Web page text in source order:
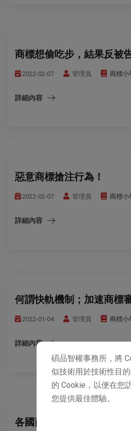
碩品智權事務所，將
似技術用於技術性目
的 Cookie，以便在您
您提供最佳體驗。
商標想偷吃步，結果反被
2022-02-07 管理員 商標小
詳細內容
惡意商標搶注行為！
2022-02-07 管理員 商標小
詳細內容
何謂快軌機制；加速商標
2022-01-04 管理員 商標小
詳細內容
各國商標審查時間、年限